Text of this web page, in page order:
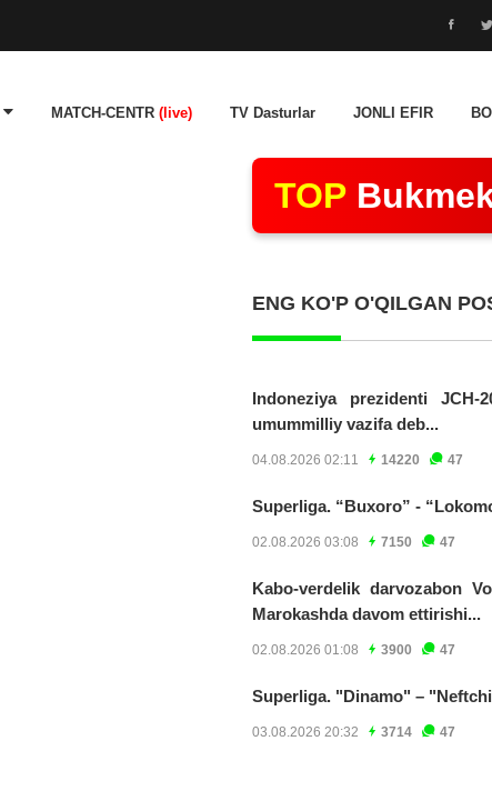
MATCH-CENTR (live) TV Dasturlar JONLI EFIR
TOP
ENG KO'P O'QILGAN
Indoneziya prezidenti JCH-
umummilliy vazifa deb...
04.08.2026 02:11 14220 47
Superliga. “Buxoro” -
02.08.2026 03:08 7150 47
Kabo-verdelik darvozabon
Marokashda davom ettirishi...
02.08.2026 01:08 3900 47
Superliga. "Dinamo" –
03.08.2026 20:32 3714 47